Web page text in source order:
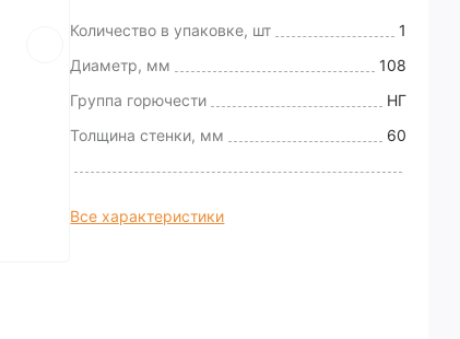
Количество в упаковке, шт
1
Диаметр, мм
108
Группа горючести
НГ
Толщина стенки, мм
60
Все характеристики